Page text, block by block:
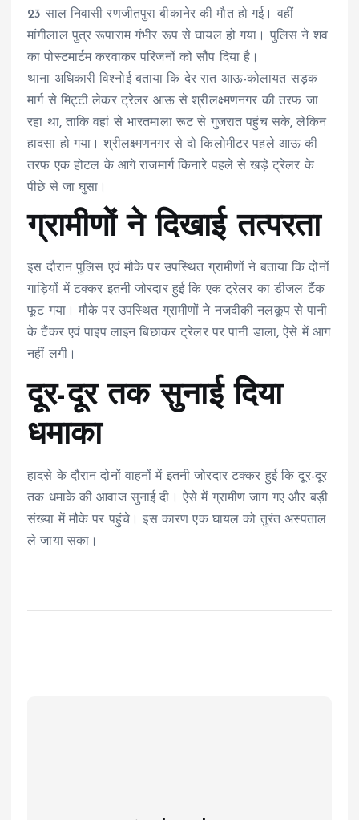
23 साल निवासी रणजीतपुरा बीकानेर की मौत हो गई। वहीं
मांगीलाल पुत्र रूपाराम गंभीर रूप से घायल हो गया। पुलिस ने शव
का पोस्टमार्टम करवाकर परिजनों को सौंप दिया है।
थाना अधिकारी विश्नोई बताया कि देर रात आऊ-कोलायत सड़क
मार्ग से मिट्टी लेकर ट्रेलर आऊ से श्रीलक्ष्मणनगर की तरफ जा
रहा था, ताकि वहां से भारतमाला रूट से गुजरात पहुंच सके, लेकिन
हादसा हो गया। श्रीलक्ष्मणनगर से दो किलोमीटर पहले आऊ की
तरफ एक होटल के आगे राजमार्ग किनारे पहले से खड़े ट्रेलर के
पीछे से जा घुसा।
ग्रामीणों ने दिखाई तत्परता
इस दौरान पुलिस एवं मौके पर उपस्थित ग्रामीणों ने बताया कि दोनों
गाड़ियों में टक्कर इतनी जोरदार हुई कि एक ट्रेलर का डीजल टैंक
फूट गया। मौके पर उपस्थित ग्रामीणों ने नजदीकी नलकूप से पानी
के टैंकर एवं पाइप लाइन बिछाकर ट्रेलर पर पानी डाला, ऐसे में आग
नहीं लगी।
दूर-दूर तक सुनाई दिया
धमाका
हादसे के दौरान दोनों वाहनों में इतनी जोरदार टक्कर हुई कि दूर-दूर
तक धमाके की आवाज सुनाई दी। ऐसे में ग्रामीण जाग गए और बड़ी
संख्या में मौके पर पहुंचे। इस कारण एक घायल को तुरंत अस्पताल
ले जाया सका।